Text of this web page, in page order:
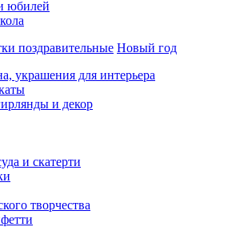
юбилей
поздравительные Новый год
украшения для интерьера
и декор
и скатерти
творчества